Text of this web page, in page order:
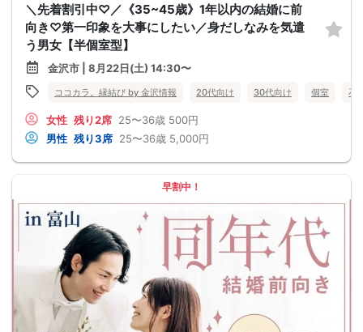
＼先着割引中♡／《35~45歳》1年以内の結婚に前
向き♡第一印象を大事にしたい／身だしなみを気遣
う男女【半個室型】
金沢市 | 8月22日(土) 14:30〜
ココカラ。縁結び by 金沢情報 20代向け 30代向け 個室 石
女性 残り2席 25〜36歳 500円
男性 残り3席 25〜36歳 5,000円
早割中！